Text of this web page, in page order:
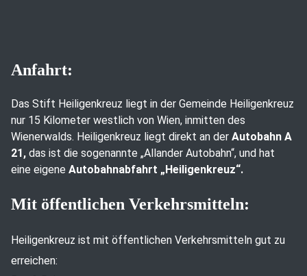
Anfahrt:
Das Stift Heiligenkreuz liegt in der Gemeinde Heiligenkreuz
nur 15 Kilometer westlich von Wien, inmitten des
Wienerwalds. Heiligenkreuz liegt direkt an der Autobahn A
21, das ist die sogenannte „Allander Autobahn“, und hat
eine eigene Autobahnabfahrt „Heiligenkreuz“.
Mit öffentlichen Verkehrsmitteln:
Heiligenkreuz ist mit öffentlichen Verkehrsmitteln gut zu
erreichen: